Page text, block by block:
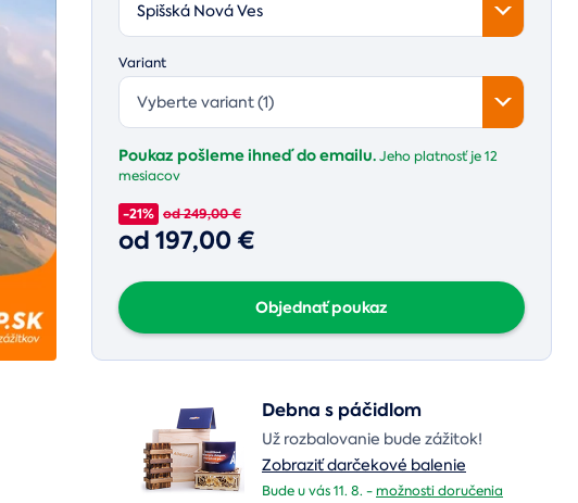
Spišská Nová Ves
Variant
Vyberte variant (1)
Poukaz pošleme ihneď do emailu.Jeho platnosť je12
mesiacov
-21% od 249,00 €
od 197,00 €
Objednať poukaz
Debna s páčidlom
Už rozbalovanie bude zážitok!
Zobraziť darčekové balenie
Bude u vás 11. 8. -možnosti doručenia